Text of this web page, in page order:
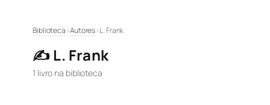
conteúdo
Biblioteca›Autores›L. Frank
✍️ L. Frank
1 livro na biblioteca